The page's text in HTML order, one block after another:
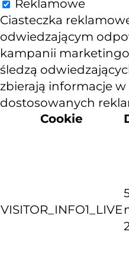
Reklamowe
Ciasteczka
odwiedzającym
kampanii
śledzą
zbierają informacje
dostosowanych
Cookie
VISITOR_INFO1_LIVE